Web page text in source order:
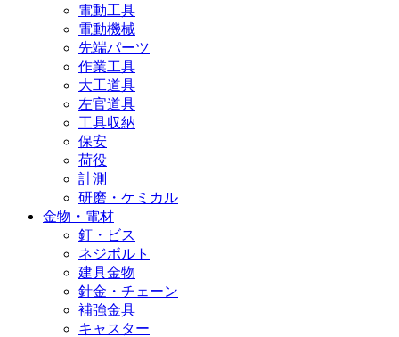
電動工具
電動機械
先端パーツ
作業工具
大工道具
左官道具
工具収納
保安
荷役
計測
研磨・ケミカル
金物・電材
釘・ビス
ネジボルト
建具金物
針金・チェーン
補強金具
キャスター